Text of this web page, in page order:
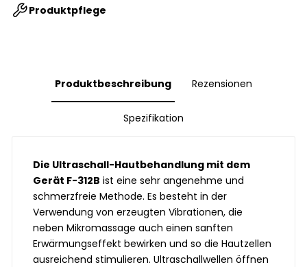
Produktpflege
Produktbeschreibung Rezensionen
Spezifikation
Die Ultraschall-Hautbehandlung mit dem
Gerät F-312B ist eine sehr angenehme und
schmerzfreie Methode. Es besteht in der
Verwendung von erzeugten Vibrationen, die
neben Mikromassage auch einen sanften
Erwärmungseffekt bewirken und so die Hautzellen
ausreichend stimulieren. Ultraschallwellen öffnen